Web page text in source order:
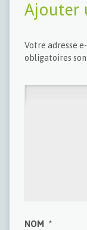
Ajouter
Votre adresse
obligatoires
NOM *